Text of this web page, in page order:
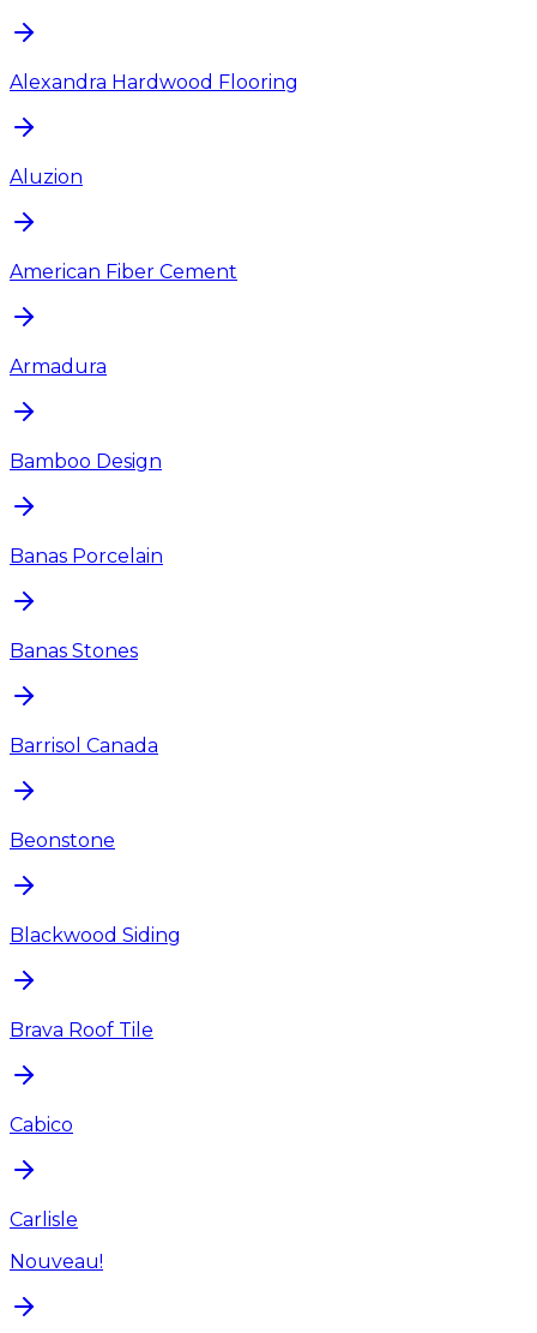
Alexandra Hardwood Flooring
Aluzion
American Fiber Cement
Armadura
Bamboo Design
Banas Porcelain
Banas Stones
Barrisol Canada
Beonstone
Blackwood Siding
Brava Roof Tile
Cabico
Carlisle
Nouveau!